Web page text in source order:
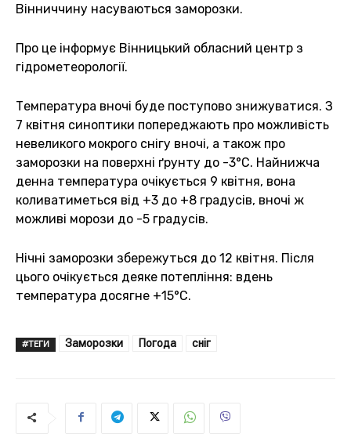
Вінниччину насуваються заморозки.
Про це інформує Вінницький обласний центр з
гідрометеорології.
Температура вночі буде поступово знижуватися. З
7 квітня синоптики попереджають про можливість
невеликого мокрого снігу вночі, а також про
заморозки на поверхні ґрунту до -3°C. Найнижча
денна температура очікується 9 квітня, вона
коливатиметься від +3 до +8 градусів, вночі ж
можливі морози до -5 градусів.
Нічні заморозки збережуться до 12 квітня. Після
цього очікується деяке потепління: вдень
температура досягне +15°C.
#ТЕГИ Заморозки Погода сніг